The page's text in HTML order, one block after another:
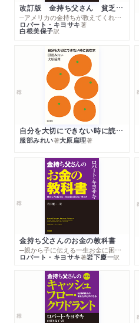
改訂版 金持ち父さん 貧乏父さん
─アメリカの金持ちが教えてくれるお金の哲学
ロバート・キヨサキ著
白根美保子訳
自分を大切にできない時に読む本
服部みれい著大原扁理著
金持ち父さんのお金の教科書
─親から子に伝える一生お金に困らない考え方
ロバート・キヨサキ著岩下慶一訳